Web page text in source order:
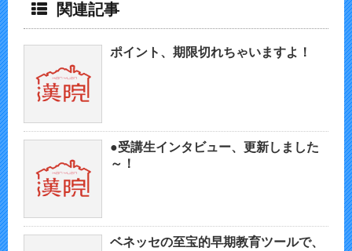
関連記事
ポイント、期限切れちゃいますよ！
●受講生インタビュー、更新しました
～！
ベネッセの至宝的早期教育ツールで、